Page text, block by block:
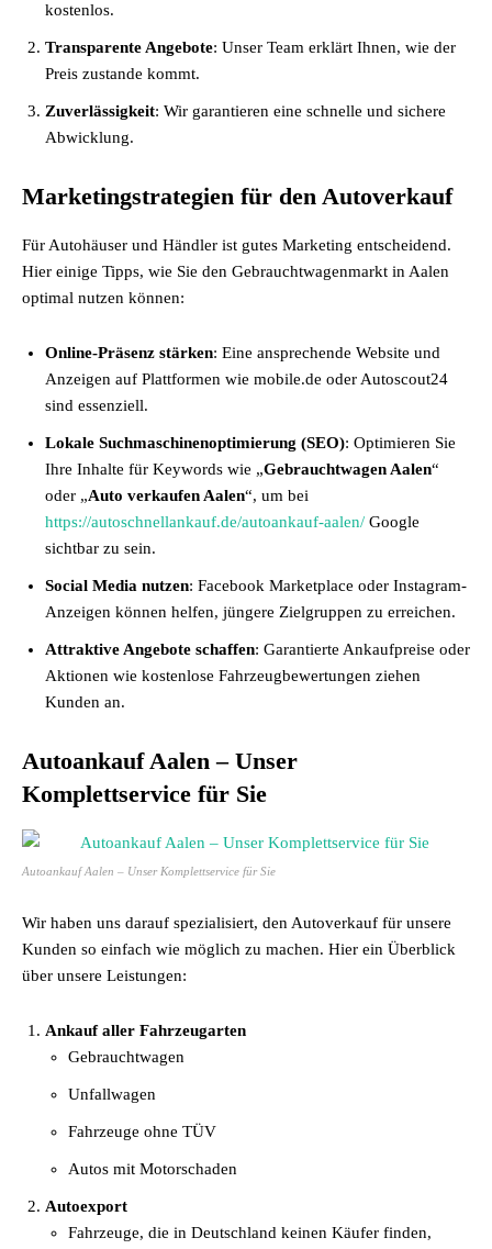
kostenlos.
Transparente Angebote: Unser Team erklärt Ihnen, wie der
Preis zustande kommt.
Zuverlässigkeit: Wir garantieren eine schnelle und sichere
Abwicklung.
Marketingstrategien für den Autoverkauf
Für Autohäuser und Händler ist gutes Marketing entscheidend.
Hier einige Tipps, wie Sie den Gebrauchtwagenmarkt in Aalen
optimal nutzen können:
Online-Präsenz stärken: Eine ansprechende Website und
Anzeigen auf Plattformen wie mobile.de oder Autoscout24
sind essenziell.
Lokale Suchmaschinenoptimierung (SEO): Optimieren Sie
Ihre Inhalte für Keywords wie „Gebrauchtwagen Aalen“
oder „Auto verkaufen Aalen“, um bei
https://autoschnellankauf.de/autoankauf-aalen/ Google
sichtbar zu sein.
Social Media nutzen: Facebook Marketplace oder Instagram-
Anzeigen können helfen, jüngere Zielgruppen zu erreichen.
Attraktive Angebote schaffen: Garantierte Ankaufpreise oder
Aktionen wie kostenlose Fahrzeugbewertungen ziehen
Kunden an.
Autoankauf Aalen – Unser
Komplettservice für Sie
Autoankauf Aalen – Unser Komplettservice für Sie
Wir haben uns darauf spezialisiert, den Autoverkauf für unsere
Kunden so einfach wie möglich zu machen. Hier ein Überblick
über unsere Leistungen:
Ankauf aller Fahrzeugarten
Gebrauchtwagen
Unfallwagen
Fahrzeuge ohne TÜV
Autos mit Motorschaden
Autoexport
Fahrzeuge, die in Deutschland keinen Käufer finden,